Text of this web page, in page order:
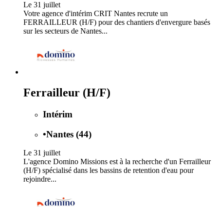
Le 31 juillet
Votre agence d'intérim CRIT Nantes recrute un
FERRAILLEUR (H/F) pour des chantiers d'envergure basés
sur les secteurs de Nantes...
Ferrailleur (H/F)
Intérim
•Nantes (44)
Le 31 juillet
L'agence Domino Missions est à la recherche d'un Ferrailleur
(H/F) spécialisé dans les bassins de retention d'eau pour
rejoindre...